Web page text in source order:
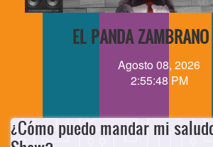
EL PANDA
Agosto 08, 2026
2:55:48 PM
¿Cómo puedo mandar mi